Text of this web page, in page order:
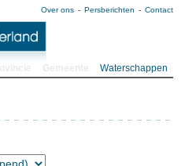
Over ons Persberichten Contact
Waterschappen